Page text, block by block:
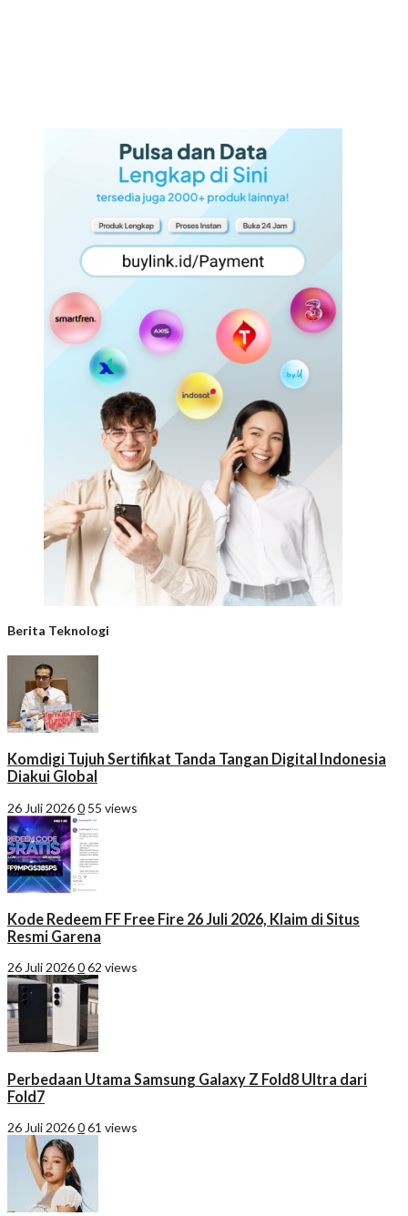
Berita Teknologi
Komdigi Tujuh Sertifikat Tanda Tangan Digital Indonesia
Diakui Global
26 Juli 20260 55 views
Kode Redeem FF Free Fire 26 Juli 2026, Klaim di Situs
Resmi Garena
26 Juli 2026062 views
Perbedaan Utama Samsung Galaxy Z Fold8 Ultra dari
Fold7
26 Juli 2026061 views